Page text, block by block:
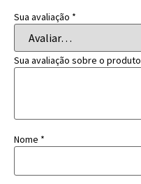
Sua avaliação *
Sua avaliação sobre o produto
Nome *